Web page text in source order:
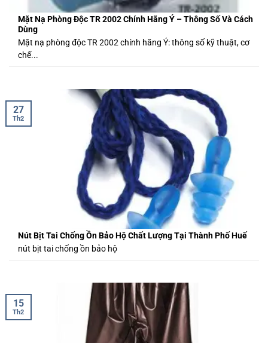
Mặt Nạ Phòng Độc TR 2002 Chính Hãng Ý – Thông Số Và Cách
Dùng
Mặt nạ phòng độc TR 2002 chính hãng Ý: thông số kỹ thuật, cơ
chế...
Nút Bịt Tai Chống Ồn Bảo Hộ Chất Lượng Tại Thành Phố Huế
nút bịt tai chống ồn bảo hộ
27
Th2
15
Th2